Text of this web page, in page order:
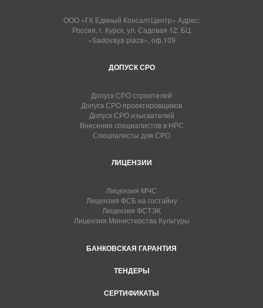
ООО «ГК Единый КонсалтЦентр» Адрес:
Россия, г. Курск, ул. Садовая 12, БЦ
«Sadovaya plaza», оф.109
ДОПУСК СРО
Допуск СРО строителей
Допуск СРО проектировщиков
Допуск СРО изыскателей
Внесение специалистов в НРС
Специалисты для СРО
ЛИЦЕНЗИИ
Лицензия МЧС
Лицензия ФСБ на гостайну
Лицензия ФСТЭК
Лицензия Министерства Культуры
БАНКОВСКАЯ ГАРАНТИЯ
ТЕНДЕРЫ
СЕРТИФИКАТЫ